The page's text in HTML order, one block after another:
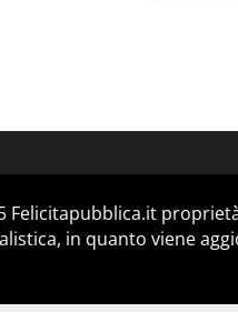
Felicitapubblica.it
in quanto viene